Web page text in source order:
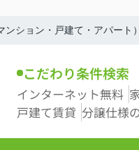
ション・戸建て・アパート
こだわり条件検索
インターネット無料
戸建て賃貸 分譲仕様